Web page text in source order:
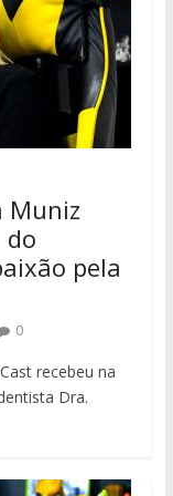
Muniz
do
pela
0
recebeu na
Dra.